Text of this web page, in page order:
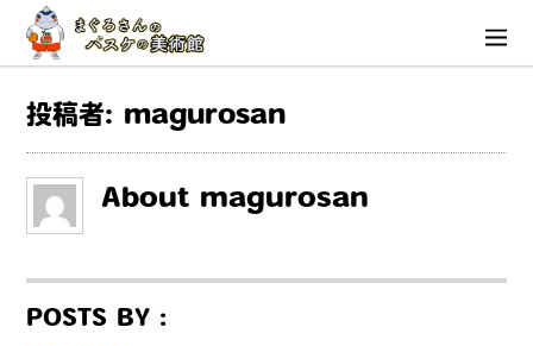
投稿者: magurosan
About magurosan
POSTS BY :